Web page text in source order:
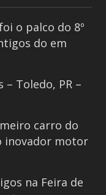
o palco do 8º
do em
Toledo, PR –
carro do
inovador motor
na Feira de